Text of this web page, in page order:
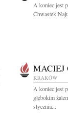
A koniec jest
Chwastek
KRAKÓW
A koniec jest
głębokim
stycznia...